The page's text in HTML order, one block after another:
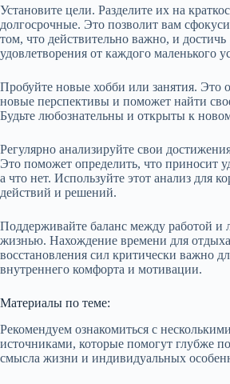
Установите цели. Разделите их на
долгосрочные. Это позволит вам
том, что действительно важно, и достичь
удовлетворения от каждого маленького
Пробуйте новые хобби или занятия. Это
новые перспективы и поможет найти
Будьте любознательны и открыты к
Регулярно анализируйте свои
Это поможет определить, что приносит
а что нет. Используйте этот анализ для
действий и решений.
Поддерживайте баланс между работой и
жизнью. Нахождение времени для
восстановления сил критически важно
внутреннего комфорта и мотивации.
Материалы по теме:
Рекомендуем ознакомиться с
источниками, которые помогут глубже
смысла жизни и индивидуальных